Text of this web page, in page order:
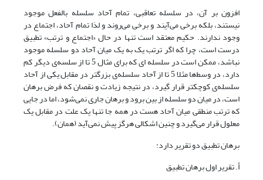
افزون بر آن، در سلسله تعاقبی، تمام آحاد سلسله بالفعل موجود
نیستند، بلکه برخی می‌آیند و برخی می‌روند و لذا تمام آحاد، اجتماع در
وجود ندارند. حکیم معتقد است تنها در حال «اجتماع و ترتب» تطبیق
درست است، چرا که اگر ترتب یک به یک میان آحاد دو سلسله موجود
نباشد، ممکن است در سلسله ای که برای مثال 5 تا از سلسه‌ی دیگر کم
دارد، در وسط‌ها مثلا 5 تا از آحاد سلسله‌ی بزرگتر در مقابل یکی از آحاد
سلسله‌ی کوچکتر قرار گیرد، در نتیجه زیادت و نقصان که فرض برهان
است، در میان دو سلسله از بین برود و برهان جاری نمی‌شود، اما در جایی
که ترتب منطقی میان آحاد هست در همه جا تنها یک علت در مقابل یک
معلول قرار می‌گیرد و چنین اشکالی هرگز پیش نمی‌آید (همان).
برهان تطبیق دو تقریر دارد:
أ. تقریر اول برهان تطبیق